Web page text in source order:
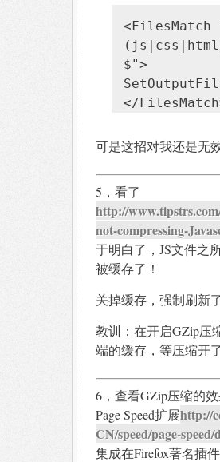
$">
</
可是这招对我还是无效
5，看了
http://
not-compressing-
于明白了，JS文件之
被缓存了！
关掉缓存，强制刷新
教训：在开启GZip压
端的缓存，等压缩开
6，查看GZip压缩的
Page Speed扩展http://
CN/speed/page-
集成在Firefox著名插件